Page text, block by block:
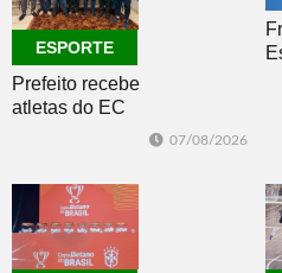
ESPORTE
Prefeito recebe
atletas do EC
Intermunicipal
Master 65+
07/08/2026